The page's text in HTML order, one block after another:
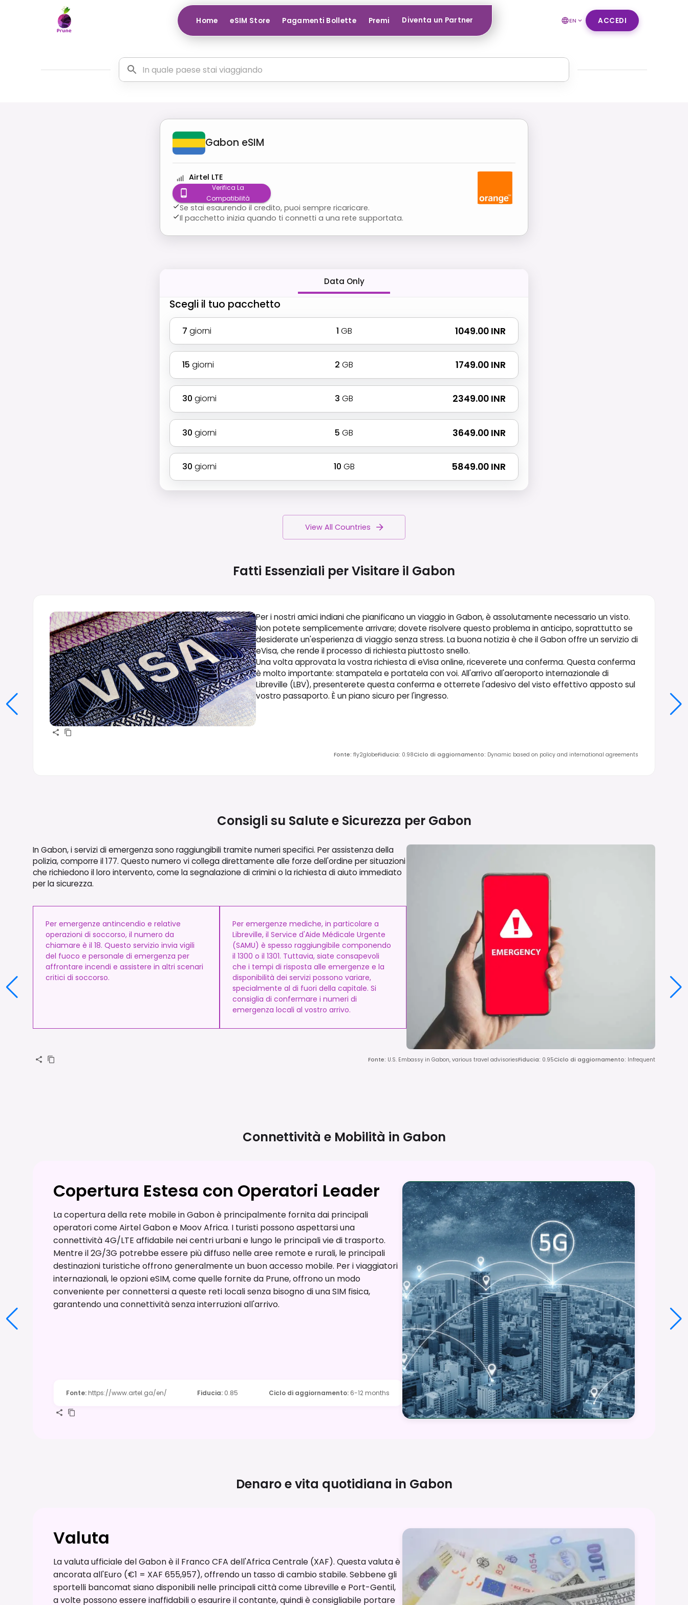
Home eSIM Store Pagamenti Bollette Premi Diventa un Partner EN ACCEDI
Gabon eSIM
Airtel LTE
Verifica La
Compatibilità
Se stai esaurendo il credito, puoi sempre ricaricare.
Il pacchetto inizia quando ti connetti a una rete supportata.
Data Only
Scegli il tuo pacchetto
7 giorni 1 GB ₹ 1049.00 INR
15 giorni 2 GB ₹ 1749.00 INR
30 giorni 3 GB ₹ 2349.00 INR
30 giorni 5 GB ₹ 3649.00 INR
30 giorni 10 GB ₹ 5849.00 INR
View All Countries
Fatti Essenziali per Visitare il Gabon
Per i nostri amici indiani che pianificano un viaggio in Gabon, è assolutamente necessario un visto.
Non potete semplicemente arrivare; dovete risolvere questo problema in anticipo, soprattutto se
desiderate un'esperienza di viaggio senza stress. La buona notizia è che il Gabon offre un servizio di
eVisa, che rende il processo di richiesta piuttosto snello.
Una volta approvata la vostra richiesta di eVisa online, riceverete una conferma. Questa conferma
è molto importante: stampatela e portatela con voi. All'arrivo all'aeroporto internazionale di
Libreville (LBV), presenterete questa conferma e otterrete l'adesivo del visto effettivo apposto sul
vostro passaporto. È un piano sicuro per l'ingresso.
Fonte: fly2globeFiducia: 0.98Ciclo di aggiornamento: Dynamic based on policy and international agreements
Consigli su Salute e Sicurezza per Gabon
In Gabon, i servizi di emergenza sono raggiungibili tramite numeri specifici. Per assistenza della
polizia, comporre il 177. Questo numero vi collega direttamente alle forze dell'ordine per situazioni
che richiedono il loro intervento, come la segnalazione di crimini o la richiesta di aiuto immediato
per la sicurezza.
Per emergenze antincendio e relative
operazioni di soccorso, il numero da
chiamare è il 18. Questo servizio invia vigili
del fuoco e personale di emergenza per
affrontare incendi e assistere in altri scenari
critici di soccorso.
Per emergenze mediche, in particolare a
Libreville, il Service d'Aide Médicale Urgente
(SAMU) è spesso raggiungibile componendo
il 1300 o il 1301. Tuttavia, siate consapevoli
che i tempi di risposta alle emergenze e la
disponibilità dei servizi possono variare,
specialmente al di fuori della capitale. Si
consiglia di confermare i numeri di
emergenza locali al vostro arrivo.
Fonte: U.S. Embassy in Gabon, various travel advisoriesFiducia: 0.95Ciclo di aggiornamento: Infrequent
Connettività e Mobilità in Gabon
Copertura Estesa con Operatori Leader
La copertura della rete mobile in Gabon è principalmente fornita dai principali
operatori come Airtel Gabon e Moov Africa. I turisti possono aspettarsi una
connettività 4G/LTE affidabile nei centri urbani e lungo le principali vie di trasporto.
Mentre il 2G/3G potrebbe essere più diffuso nelle aree remote e rurali, le principali
destinazioni turistiche offrono generalmente un buon accesso mobile. Per i viaggiatori
internazionali, le opzioni eSIM, come quelle fornite da Prune, offrono un modo
conveniente per connettersi a queste reti locali senza bisogno di una SIM fisica,
garantendo una connettività senza interruzioni all'arrivo.
Fonte: https://www.artel.ga/en/ Fiducia: 0.85 Ciclo di aggiornamento: 6-12 months
Denaro e vita quotidiana in Gabon
Valuta
La valuta ufficiale del Gabon è il Franco CFA dell'Africa Centrale (XAF). Questa valuta è
ancorata all'Euro (€1 = XAF 655,957), offrendo un tasso di cambio stabile. Sebbene gli
sportelli bancomat siano disponibili nelle principali città come Libreville e Port-Gentil,
a volte possono essere inaffidabili o esaurire il contante, quindi è consigliabile portare